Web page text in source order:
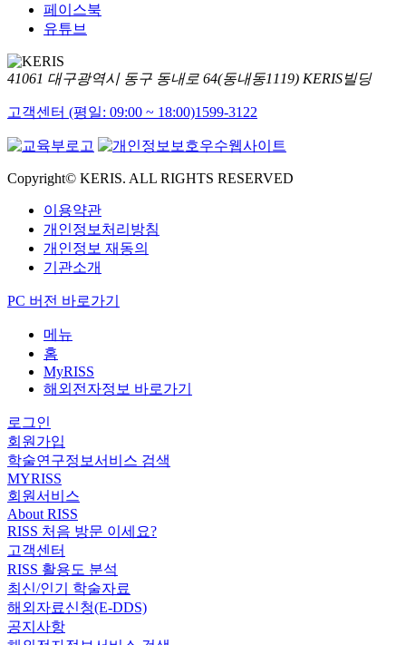
페이스북
유튜브
41061 대구광역시 동구 동내로 64(동내동1119) KERIS빌딩
고객센터 (평일: 09:00 ~ 18:00)1599-3122
Copyright© KERIS. ALL RIGHTS RESERVED
이용약관
개인정보처리방침
개인정보 재동의
기관소개
PC 버전 바로가기
메뉴
홈
MyRISS
해외전자정보 바로가기
로그인
회원가입
학술연구정보서비스 검색
MYRISS
회원서비스
About RISS
RISS 처음 방문 이세요?
고객센터
RISS 활용도 분석
최신/인기 학술자료
해외자료신청(E-DDS)
공지사항